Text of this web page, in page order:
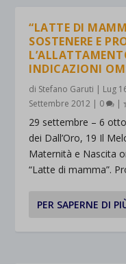
“LATTE DI
SOSTENERE E
INDICAZIONI
di Stefano Garuti | Lug
Settembre 2012 | 0 |
29 settembre – 6
dei Dall’Oro, 19 Il
Maternità e Nascita
“Latte di mamma”.
PER SAPERNE DI